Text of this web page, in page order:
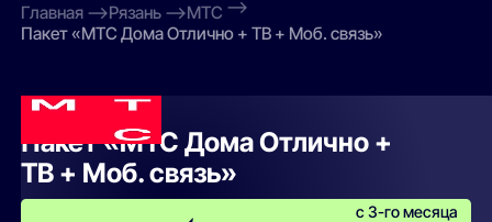
Главная Рязань
МТС
Пакет «МТС Дома Отлично + ТВ + Моб. связь»
МТС
Пакет «МТС Дома Отлично +
ТВ + Моб. связь»
с 3-го месяца